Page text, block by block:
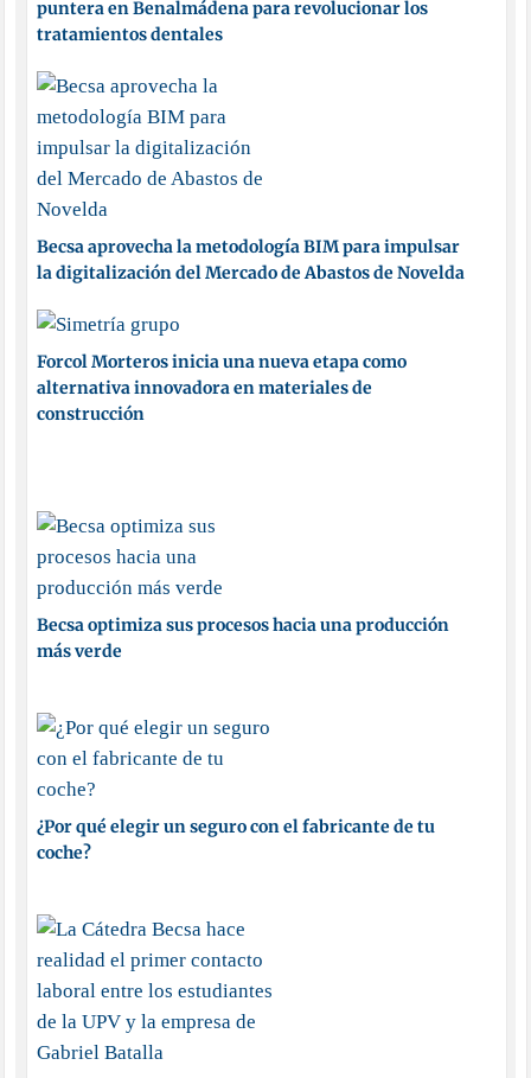
puntera en Benalmádena para revolucionar los
tratamientos dentales
Becsa aprovecha la metodología BIM para impulsar
la digitalización del Mercado de Abastos de Novelda
Forcol Morteros inicia una nueva etapa como
alternativa innovadora en materiales de
construcción
Becsa optimiza sus procesos hacia una producción
más verde
¿Por qué elegir un seguro con el fabricante de tu
coche?